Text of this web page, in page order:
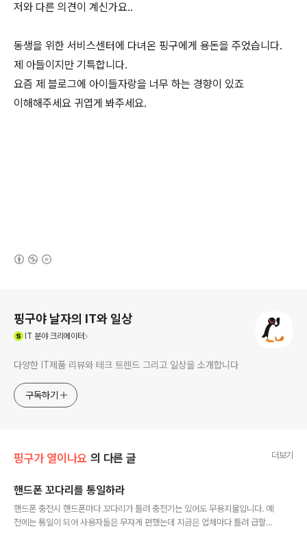
저와 다른 의견이 계신가요..
동생을 위한 서비스센터에 다녀온 핑구에게 용돈을 주었습니다.
제 아들이지만 기특합니다.
요즘 제 블로그에 아이들자랑을 너무 하는 경향이 있죠
이해해주세요 귀엽게 봐주세요.
핑구야 날자의 IT와 일상
IT 분야 크리에이터
다양한 IT제품 리뷰와 테크 트렌드 그리고 일상을 소개합니다
구독하기
핑구가 열이나요 의 다른 글 더보기
핸드폰 꼬다리를 통일하라
핸드폰 충전시 핸드폰마다 꼬다리가 틀려 충전기는 있어도 무용지물입니다. 예
전에는 통일이 되어 사용자들은 무쟈게 편했는데 지금은 업체마다 틀려 급할때